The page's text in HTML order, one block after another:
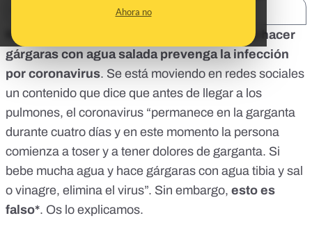
Ahora no
No
beber mucha agua o hacer
gárgaras con agua salada prevenga la infección
por coronavirus. Se está moviendo en redes sociales
un contenido que dice que antes de llegar a los
pulmones, el coronavirus “permanece en la garganta
durante cuatro días y en este momento la persona
comienza a toser y a tener dolores de garganta. Si
bebe mucha agua y hace gárgaras con agua tibia y sal
o vinagre, elimina el virus”. Sin embargo, esto es
falso*. Os lo explicamos.